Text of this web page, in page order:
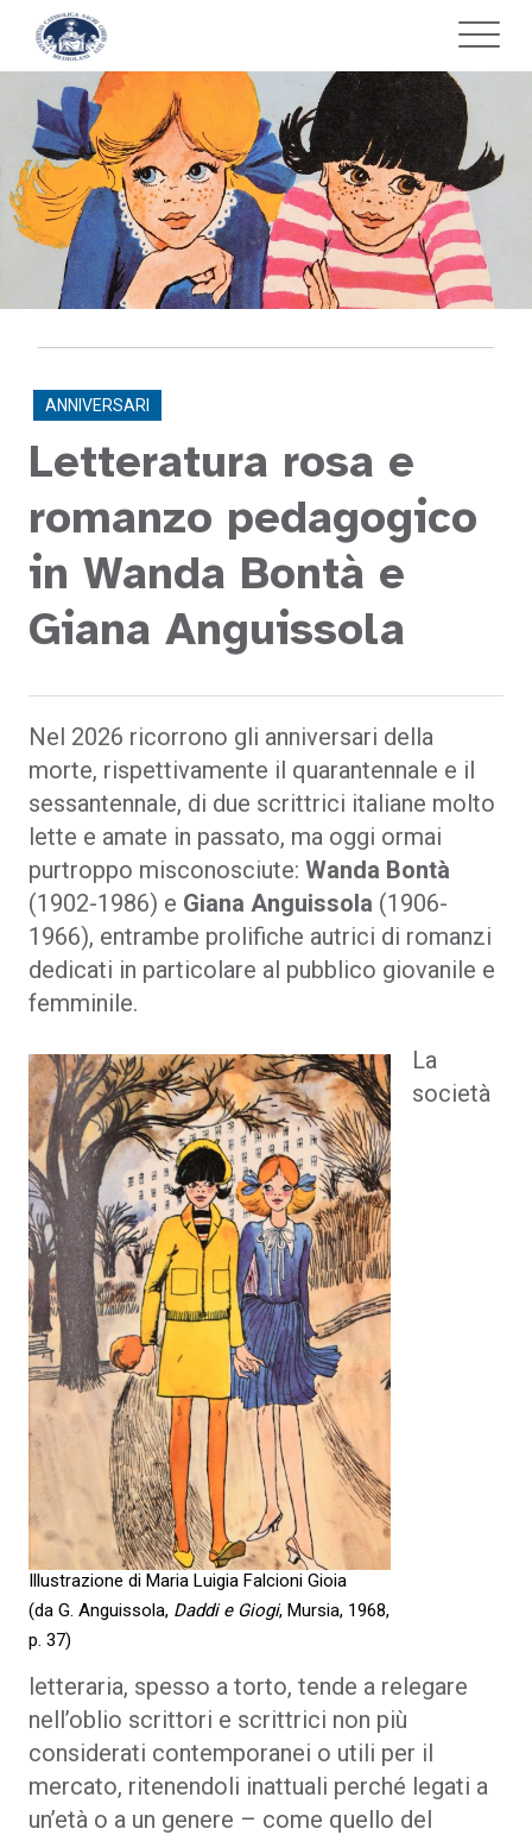
ANNIVERSARI
Letteratura rosa e
romanzo pedagogico
in Wanda Bontà e
Giana Anguissola
Nel 2026 ricorrono gli anniversari della
morte, rispettivamente il quarantennale e il
sessantennale, di due scrittrici italiane molto
lette e amate in passato, ma oggi ormai
purtroppo misconosciute: Wanda Bontà
(1902-1986) e Giana Anguissola (1906-
1966), entrambe prolifiche autrici di romanzi
dedicati in particolare al pubblico giovanile e
femminile.
Illustrazione di Maria Luigia Falcioni Gioia
(da G. Anguissola, Daddi e Giogi, Mursia, 1968,
p. 37)
La
società
letteraria, spesso a torto, tende a relegare
nell’oblio scrittori e scrittrici non più
considerati contemporanei o utili per il
mercato, ritenendoli inattuali perché legati a
un’età o a un genere – come quello del